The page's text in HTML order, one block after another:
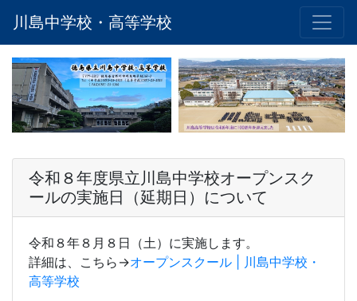
川島中学校・高等学校
令和８年度県立川島中学校オープンスク
ールの実施日（延期日）について
令和８年８月８日（土）に実施します。
詳細は、こちら→オープンスクール | 川島中学校・
高等学校